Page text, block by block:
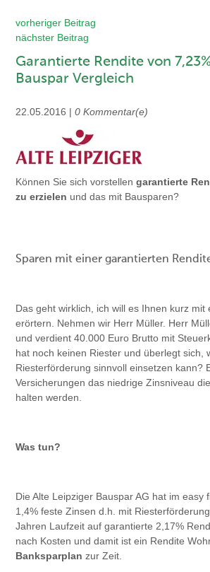
vorheriger Beitrag
nächster Beitrag
Garantierte Rendite von
Bauspar Vergleich
22.05.2016 |0 Kommentar(e)
Können Sie sich vorstellengarantierte
zu erzielen und das mit Bausparen?
Sparen mit einer garantierten
Das geht wirklich, ich will es Ihnen kurz mit
erörtern. Nehmen wir Herr Müller. Herr
und verdient 40.000 Euro Brutto mit
hat noch keinen Riester und überlegt sich,
Riesterförderung sinnvoll einsetzen kann?
Versicherungen das niedrige Zinsniveau
halten werden.
Was tun?
Die Alte Leipziger Bauspar AG hat im easy
1,4% feste Zinsen d.h. mit
Jahren Laufzeit auf garantierte 2,17%
nach Kosten und damit ist ein Rendite
Banksparplan zur Zeit.